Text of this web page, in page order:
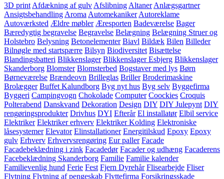
3D print Afdækning af gulv Afslibning Altaner Anlægsgartner
Ansigtsbehandling Aroma Automekaniker Autoreklame
Autoværksted Ældre møbler Æresporten Badeværelse Bager
Bæredygtig begravelse Begravelse Belægning Belægning Struer og
Holstebro Belysning Betonelementer Biavl Bildæk Bilen Billeder
Bilnøgle med startspærre Bilsyn Biodiversitet Bisættelse
Blandingsbatteri Blikkenslager Blikkenslager Esbjerg Blikkenslager
Skanderborg Blomster Blomsterbed Bogstaver med lys Børn
Børneværelse Brændeovn Brilleglas Briller Broderimaskine
Brolægger Buffet Kalundborg Byg nyt hus Byg selv Byggefirma
Byggeri Campingvogn Chokolade Computer Coockies Croquis
Polterabend Danskvand Dekoration Design DIY DIY Julepynt DIY
rengøringsprodukter Drivhus DYI Efterår El installatør Elbil service
Elektriker Elektriker erhverv Elektriker Kolding Elektroniske
låsesystemer Elevator Elinstallationer Energitilskud Epoxy Epoxy
gulv Erhverv Erhvervsrengøring Eur paller Facade
Facadebeklædning i zink Facadedør Facader og udhæng Facaderens
Facebeklædning Skanderborg Familie Familie kalender
Familievenlig hund Ferie Fest Fjern Dyrehår Flisearbejde Fliser
Flytning Flytning af pengeskab Flyttefirma Forsikringsskade